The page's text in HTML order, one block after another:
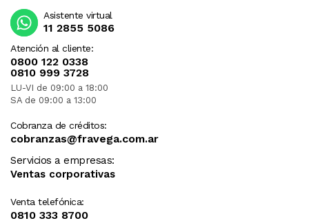
Atención al cliente:
0800 122 0338
0810 999 3728
LU-VI de 09:00 a 18:00
SA de 09:00 a 13:00
Cobranza de créditos:
cobranzas@fravega.com.ar
Servicios a empresas:
Ventas corporativas
Venta telefónica:
0810 333 8700
Asistente virtual
11 2855 5086